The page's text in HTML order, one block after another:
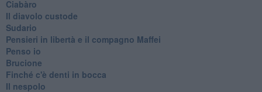
Ciabàro
Il diavolo custode
Sudario
Pensieri in libertà e il compagno Maffei
Penso io
Brucione
Finché c'è denti in bocca
Il nespolo